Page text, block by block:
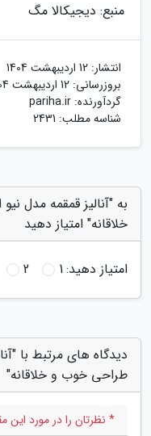
منبع: دیجیکالا مگ
انتشار: 12 اردیبهشت 1404
بروزرسانی: 12 اردیبهشت 1404
گردآورنده: pariha.ir
شناسه مطلب: 2431
به "آنالیز قمقمه مدل
خلاقانه" امتیاز دهید
امتیاز دهید:1
2
دیدگاه های مرتبط با
طراحی خوب و خلاقانه"
* نظرتان را در مورد این